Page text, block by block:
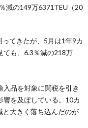
減の149万6371TEU（20
てきたが、5月は1年9カ
ても、6.3％減の218万
品を対象に関税を引き
響を及ぼしている。10カ
と大きく落ち込んだのが